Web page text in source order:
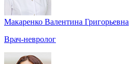
Макаренко Валентина Григорьевна
Врач-невролог